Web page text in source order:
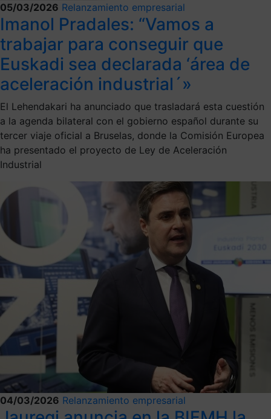
05/03/2026 Relanzamiento empresarial
Imanol Pradales: “Vamos a
trabajar para conseguir que
Euskadi sea declarada ‘área de
aceleración industrial´»
El Lehendakari ha anunciado que trasladará esta cuestión
a la agenda bilateral con el gobierno español durante su
tercer viaje oficial a Bruselas, donde la Comisión Europea
ha presentado el proyecto de Ley de Aceleración
Industrial
04/03/2026 Relanzamiento empresarial